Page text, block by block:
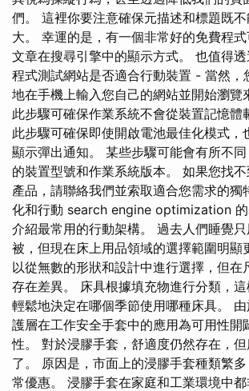
們。 這裡你要注意確保元描述和標題既
大。 幸運的是，有一個非常好的免費程
文章在搜尋引擎中的顯示方式。 也值得
程式測試網站是否適合行動裝置 - 當然，
地在手機上輸入您自己的網站並開始瀏覽
此步驟可確保作業系統不會從裝置記憶體
此步驟可確保即使開啟電池最佳化模式，
顯示彈出通知。 某些步驟可能會有所不
的裝置型號和作業系統版本。 如果您找
產品，請聯絡我們並索取適合您需求的獨
化和行動 search engine optimization
介紹最常用的行動架構。 過去人們睡覺
被，但現在床上用品領域的選擇範圍明顯
以從無數的形狀和設計中進行選擇，但在
存在差異。 床具根據填充物進行分類，
輕鬆地決定在哪個季節使用哪種床具。
護層在工作安全手套中的應用為可用性開
性。 對於浸膠手套，舒適度仍然存在，
了。 原因是，市面上的浸膠手套種類繁
常優惠。 浸膠手套在家庭和工業環境中